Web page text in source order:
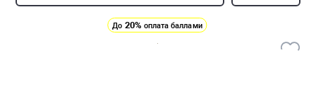
До 20% оплата баллами